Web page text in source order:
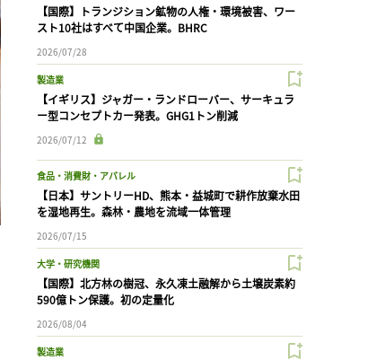
【国際】トランジション鉱物の人権・環境被害、ワー
スト10社はすべて中国企業。BHRC
2026/07/28
製造業
【イギリス】ジャガー・ランドローバー、サーキュラ
ー型コンセプトカー発表。GHG1トン削減
2026/07/12
食品・消費財・アパレル
【日本】サントリーHD、熊本・益城町で耕作放棄水田
を湿地再生。森林・農地を流域一体管理
2026/07/15
大学・研究機関
【国際】北方林の樹冠、永久凍土融解から土壌炭素約
590億トン保護。初の定量化
2026/08/04
製造業